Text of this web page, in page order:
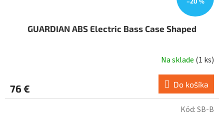
GUARDIAN ABS Electric Bass Case Shaped
Na sklade (1 ks)
76 € Do košíka
Kód:SB-B